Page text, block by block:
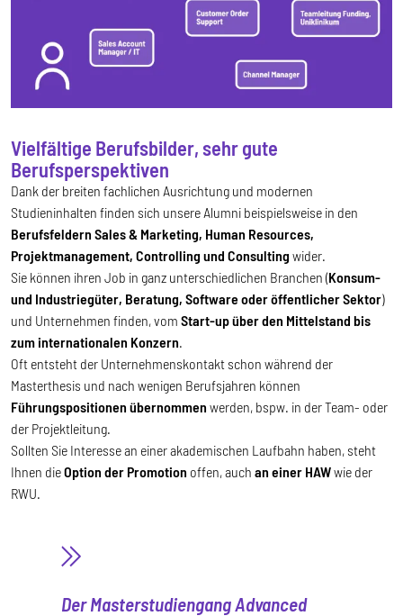
Vielfältige Berufsbilder, sehr gute
Berufsperspektiven
Dank der breiten fachlichen Ausrichtung und modernen
Studieninhalten finden sich unsere Alumni beispielsweise in den
Berufsfeldern Sales & Marketing, Human Resources,
Projektmanagement, Controlling und Consulting wider.
Sie können ihren Job in ganz unterschiedlichen Branchen (Konsum-
und Industriegüter, Beratung, Software oder öffentlicher Sektor)
und Unternehmen finden, vom Start-up über den Mittelstand bis
zum internationalen Konzern.
Oft entsteht der Unternehmenskontakt schon während der
Masterthesis und nach wenigen Berufsjahren können
Führungspositionen übernommen werden, bspw. in der Team- oder
der Projektleitung.
Sollten Sie Interesse an einer akademischen Laufbahn haben, steht
Ihnen dieOption der Promotion offen, auch an einer HAWwie der
RWU.
Der Masterstudiengang Advanced